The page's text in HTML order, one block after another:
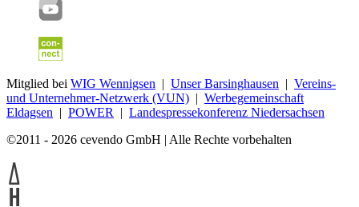
Mitglied bei WIG Wennigsen | Unser Barsinghausen | Vereins-
und Unternehmer-Netzwerk (VUN) | Werbegemeinschaft
Eldagsen | POWER | Landespressekonferenz Niedersachsen
©2011 - 2026 cevendo GmbH | Alle Rechte vorbehalten